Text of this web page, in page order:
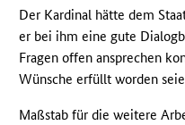
Der Kardinal hätte dem
er bei ihm eine gute
Fragen offen ansprechen
Wünsche erfüllt worden
Maßstab für die weitere